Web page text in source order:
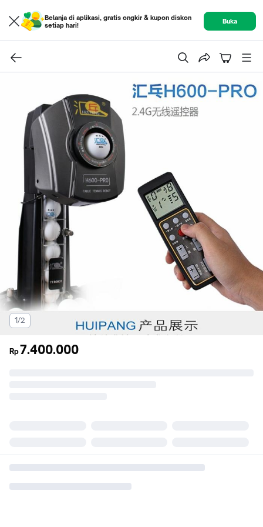
Belanja di aplikasi, gratis ongkir & kupon diskon
setiap hari!
Buka
1/2
Rp7.400.000